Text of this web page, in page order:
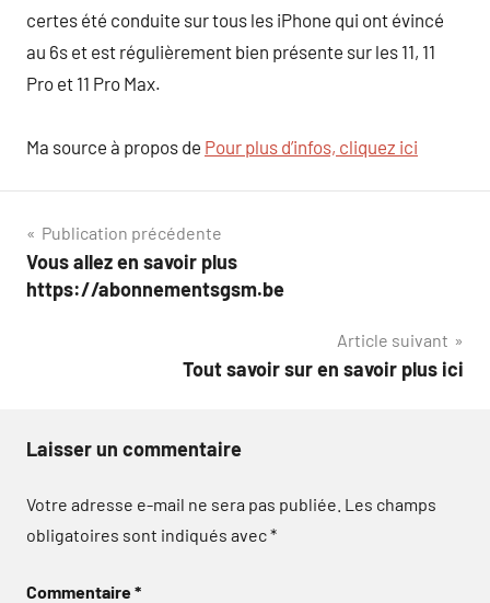
certes été conduite sur tous les iPhone qui ont évincé
au 6s et est régulièrement bien présente sur les 11, 11
Pro et 11 Pro Max.
Ma source à propos de Pour plus d’infos, cliquez ici
Navigation
de
Publication précédente
Vous allez en savoir plus
https://abonnementsgsm.be
Article suivant
Tout savoir sur en savoir plus ici
Laisser un commentaire
Votre adresse e-mail ne sera pas publiée. Les champs
obligatoires sont indiqués avec*
Commentaire*